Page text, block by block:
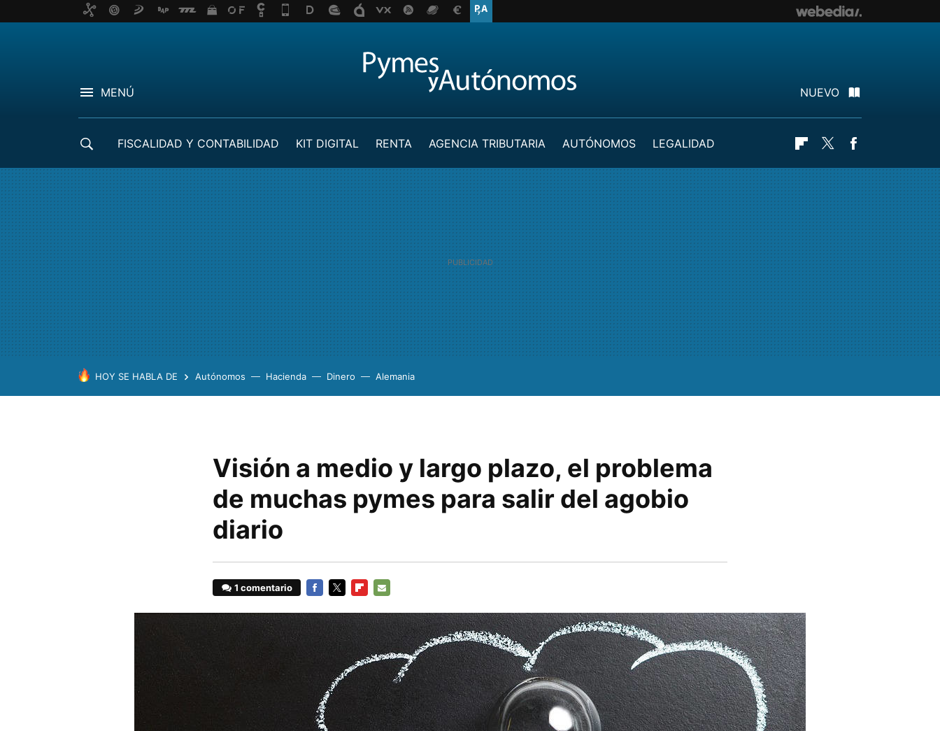
MENÚ NUEVO
FISCALIDAD Y CONTABILIDAD KIT DIGITAL RENTA AGENCIA TRIBUTARIA AUTÓNOMOS
LEGALIDAD
Flipboard
Twitter
HOY SE HABLA DE Autónomos Hacienda Dinero Alemania
Visión a medio y largo plazo, el problema
de muchas pymes para salir del agobio
diario
1 comentario
MAIL